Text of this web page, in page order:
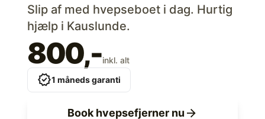
Slip af med hvepseboet i dag. Hurtig
hjælp i Kauslunde.
800,-inkl. alt
verified1 måneds garanti
Book hvepsefjerner nu arrow_forward